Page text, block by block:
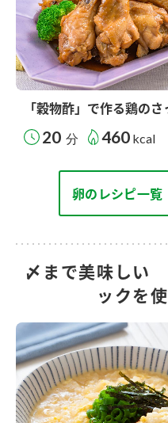
「穀物酢」で作る鶏の
20 分 460 kcal
卵のレシピ一覧
〆まで美味し
ックを